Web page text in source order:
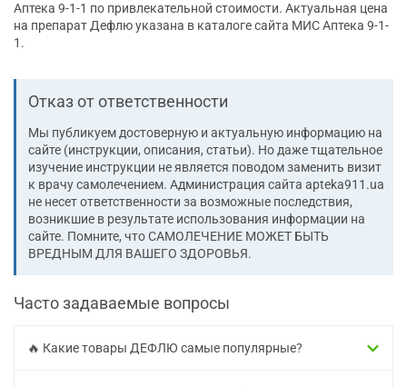
Аптека 9-1-1 по привлекательной стоимости. Актуальная цена
на препарат Дефлю указана в каталоге сайта МИС Аптека 9-1-
1.
Отказ от ответственности
Мы публикуем достоверную и актуальную информацию на
сайте (инструкции, описания, статьи). Но даже тщательное
изучение инструкции не является поводом заменить визит
к врачу самолечением. Администрация сайта apteka911.ua
не несет ответственности за возможные последствия,
возникшие в результате использования информации на
сайте. Помните, что CАМОЛЕЧЕНИЕ МОЖЕТ БЫТЬ
ВРЕДНЫМ ДЛЯ ВАШЕГО ЗДОРОВЬЯ.
Часто задаваемые вопросы
🔥 Какие товары ДЕФЛЮ самые популярные?